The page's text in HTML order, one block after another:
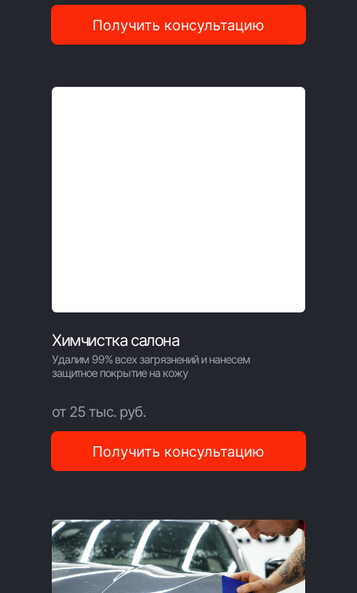
Химчистка салона
от 25 тыс. руб.
Получить консультацию
Удалим 99% всех загрязнений и нанесем
защитное покрытие на кожу
Получить консультацию